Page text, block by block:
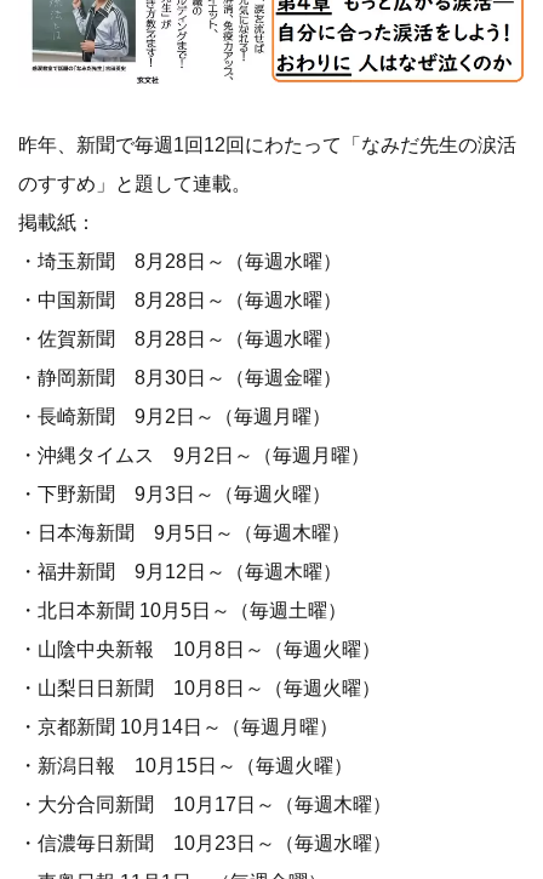
昨年、新聞で毎週1回12回にわたって「なみだ先生の涙活
のすすめ」と題して連載。
掲載紙：
・埼玉新聞 8月28日～（毎週水曜）
・中国新聞 8月28日～（毎週水曜）
・佐賀新聞 8月28日～（毎週水曜）
・静岡新聞 8月30日～（毎週金曜）
・長崎新聞 9月2日～（毎週月曜）
・沖縄タイムス 9月2日～（毎週月曜）
・下野新聞 9月3日～（毎週火曜）
・日本海新聞 9月5日～（毎週木曜）
・福井新聞 9月12日～（毎週木曜）
・北日本新聞 10月5日～（毎週土曜）
・山陰中央新報 10月8日～（毎週火曜）
・山梨日日新聞 10月8日～（毎週火曜）
・京都新聞 10月14日～（毎週月曜）
・新潟日報 10月15日～（毎週火曜）
・大分合同新聞 10月17日～（毎週木曜）
・信濃毎日新聞 10月23日～（毎週水曜）